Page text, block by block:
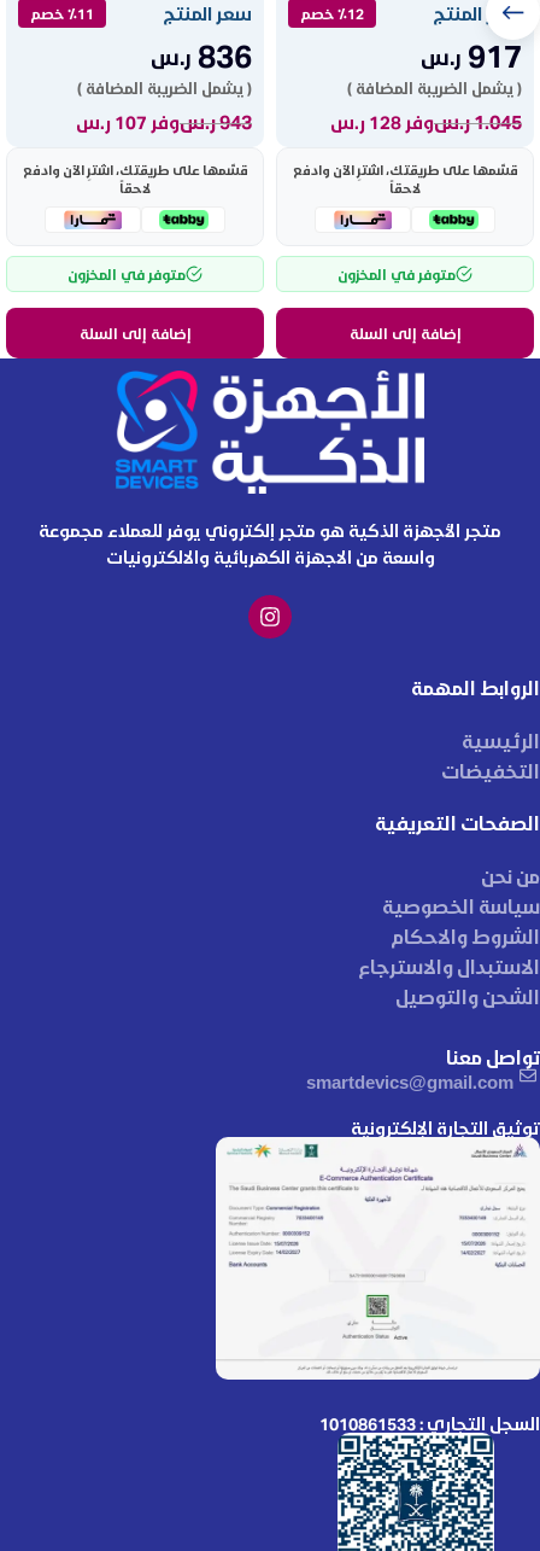
سعر المنتج ٪12 خصم
917 ر.س
( يشمل الضريبة المضافة )
1.045ر.سوفر 128 ر.س
قسّمها على طريقتك، اشترِ الآن وادفع
لاحقاً
متوفر في المخزون
إضافة إلى السلة
سعر المنتج ٪11 خصم
836 ر.س
( يشمل الضريبة المضافة )
943ر.سوفر 107 ر.س
قسّمها على طريقتك، اشترِ الآن وادفع
لاحقاً
متوفر في المخزون
إضافة إلى السلة
متجر الأجهزة الذكية هو متجر إلكتروني يوفر للعملاء مجموعة
واسعة من الاجهزة الكهربائية والالكترونيات
الروابط المهمة
الرئيسية
التخفيضات
الصفحات التعريفية
من نحن
سياسة الخصوصية
الشروط والاحكام
الاستبدال والاسترجاع
الشحن والتوصيل
تواصل معنا
smartdevics@gmail.com
توثيق التجارة الإلكترونية
السجل التجاري : 1010861533